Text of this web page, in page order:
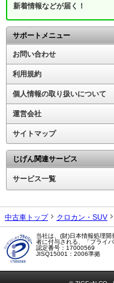
新着情報などが届く！
サポートメニュー
お問い合わせ
利用規約
個人情報の取り扱いについて
運営会社
サイトマップ
じげん関連サービス
サービス一覧
中古車トップ クロカン・SUV
当社は、(財)日本情報処理
者に付与される、「プライ
認定番号：17000569
JISQ15001：2006準拠